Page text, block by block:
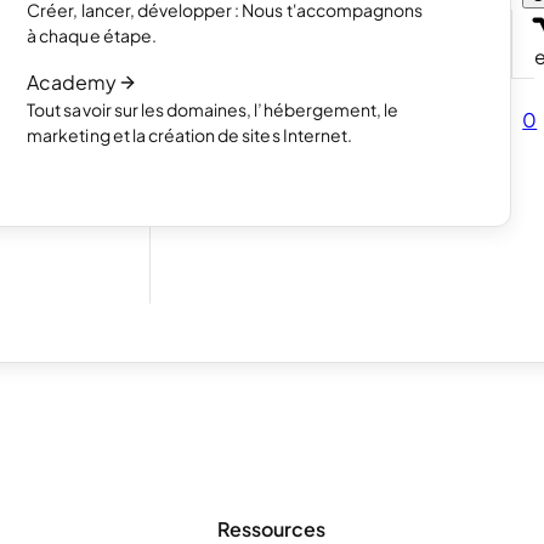
Créer, lancer, développer : Nous t'accompagnons
à chaque étape.
Academy
Tout savoir sur les domaines, l’hébergement, le
marketing et la création de sites Internet.
0
avec un
tes
Lire l’article
Comment fonctionne la création de
petit doigt.
la vitesse globale de votre site Web.
alors exclues du chargement différé par défaut, ce qui signifie
Ressources